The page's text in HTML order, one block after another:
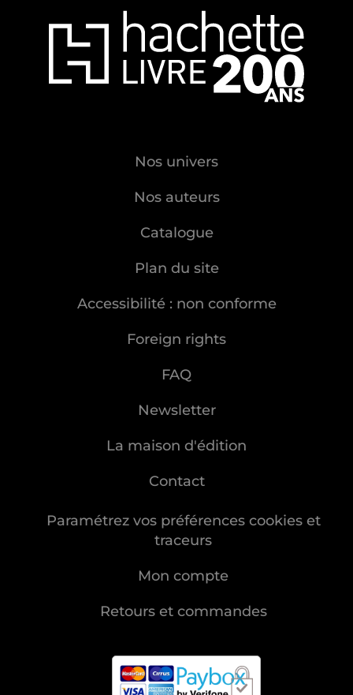
Nos univers
Nos auteurs
Catalogue
Plan du site
Accessibilité : non conforme
Foreign rights
FAQ
Newsletter
La maison d'édition
Contact
Paramétrez vos préférences cookies et
traceurs
Mon compte
Retours et commandes